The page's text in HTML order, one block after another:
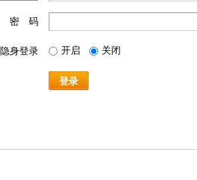
密 码
隐身登录 开启 关闭
登录